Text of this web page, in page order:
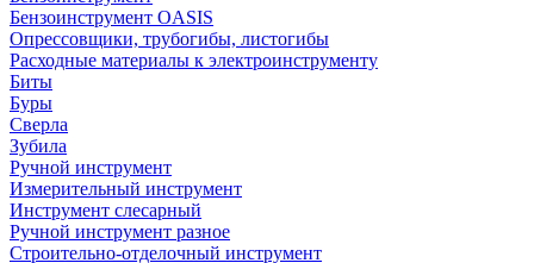
Бензоинструмент OASIS
Опрессовщики, трубогибы, листогибы
Расходные материалы к электроинструменту
Биты
Буры
Сверла
Зубила
Ручной инструмент
Измерительный инструмент
Инструмент слесарный
Ручной инструмент разное
Строительно-отделочный инструмент